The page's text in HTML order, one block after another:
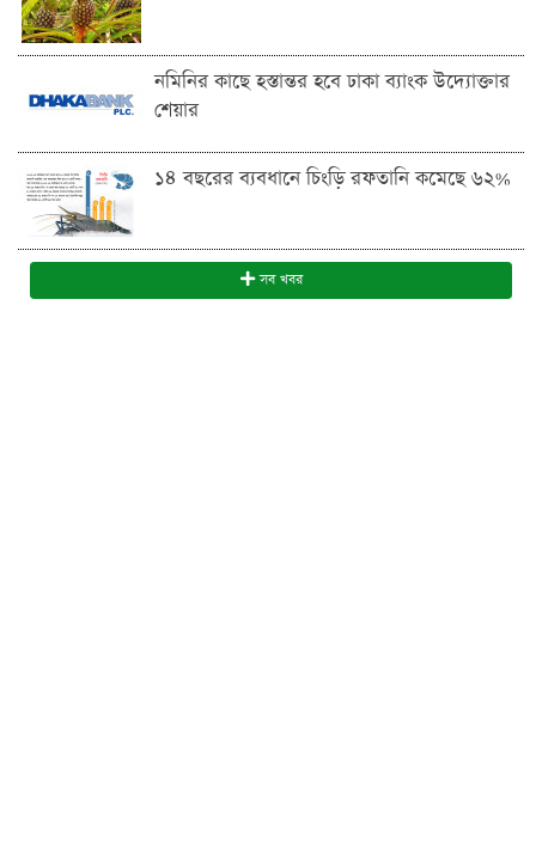
নমিনির কাছে হস্তান্তর হবে ঢাকা ব্যাংক উদ্যোক্তার
শেয়ার
১৪ বছরের ব্যবধানে চিংড়ি রফতানি কমেছে ৬২%
সব খবর